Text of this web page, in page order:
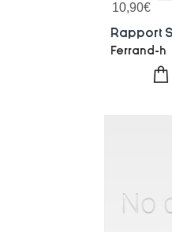
10,90€
Ferrand-h